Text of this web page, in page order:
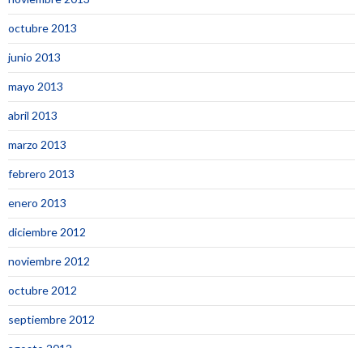
octubre 2013
junio 2013
mayo 2013
abril 2013
marzo 2013
febrero 2013
enero 2013
diciembre 2012
noviembre 2012
octubre 2012
septiembre 2012